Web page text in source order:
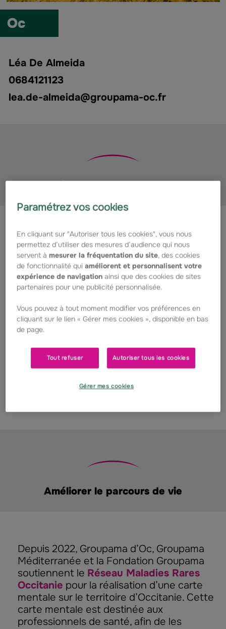
Oc
Léa De Almeida
0684121123
lea.de-almeida@groupama-oc.fr
Faire avancer la recherche
En 2016, la Fondation Groupama a soutenu
leCentre de référence Prader Willipour
l’acquisition d’un eye-tracker, un
équipement permettant d’analyser des
mouvements des yeux et la position du
regard. L’eye tracker est utilisé par l’équipe
de Pascal Barone du Centre de recherche
sur le cerveau et la cognition CNRS, Maithé
référence de Toulouse, pour leur étude des
altérations de l’attention visuelle portée à
nouveaux-nés et enfants porteurs du
Améliorer le parcours de vie
Depuis 2022, Groupama d’Oc, Groupama
Méditerranée et la Fondation Groupama
soutiennent le Réseau Maladies Rares
Occitanie pour la réalisation d’une carte
mentale sur le territoire d’Occitanie. Cette
carte mentale est destinée aux
professionnels de santé, afin de les
Paramétrez vos cookies
En cliquant sur "Autoriser tous les cookies", vous nous
permettez d’utiliser des mesures d’audience qui nous
servent àmesurer la fréquentation du site, des cookies
de fonctionnalité quiaméliorent et personnalisent votre
expérience de navigation ainsi que des cookies de sites
partenaires pour une publicité personnalisée.
Vous pouvez à tout moment modifier vos préférences en
cliquant sur le lien « Gérer mes cookies », disponible en bas
de page.
Tout refuser Autoriser tous les cookies
Gérer mes cookies